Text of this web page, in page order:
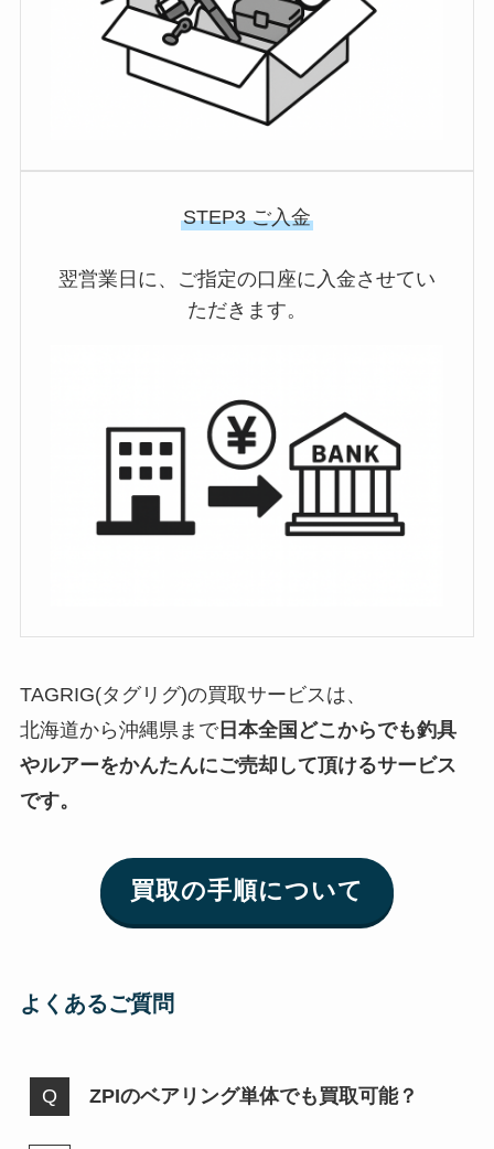
STEP3 ご入金
翌営業日に、ご指定の口座に入金させてい
ただきます。
TAGRIG(タグリグ)の買取サービスは、
北海道から沖縄県まで日本全国どこからでも釣具
やルアーをかんたんにご売却して頂けるサービス
です。
買取の手順について
よくあるご質問
ZPIのベアリング単体でも買取可能？